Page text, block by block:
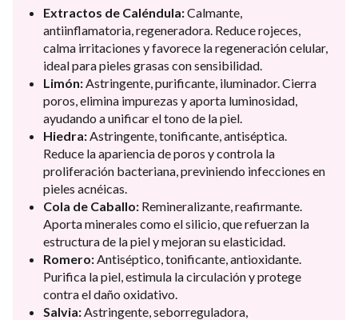
Extractos de Caléndula:Calmante,
antiinflamatoria, regeneradora. Reduce rojeces,
calma irritaciones y favorece la regeneración celular,
ideal para pieles grasas con sensibilidad.
Limón: Astringente, purificante, iluminador. Cierra
poros, elimina impurezas y aporta luminosidad,
ayudando a unificar el tono de la piel.
Hiedra: Astringente, tonificante, antiséptica.
Reduce la apariencia de poros y controla la
proliferación bacteriana, previniendo infecciones en
pieles acnéicas.
Cola de Caballo: Remineralizante, reafirmante.
Aporta minerales como el silicio, que refuerzan la
estructura de la piel y mejoran su elasticidad.
Romero: Antiséptico, tonificante, antioxidante.
Purifica la piel, estimula la circulación y protege
contra el daño oxidativo.
Salvia: Astringente, seborreguladora,